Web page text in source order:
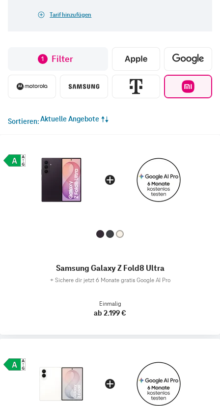
Tarif hinzufügen
1 Filter
Sortieren Aktuelle Angebote
Samsung Galaxy Z Fold8 Ultra
+ Sichere dir jetzt 6 Monate gratis Google AI Pro
Einmalig
ab 2.199 €